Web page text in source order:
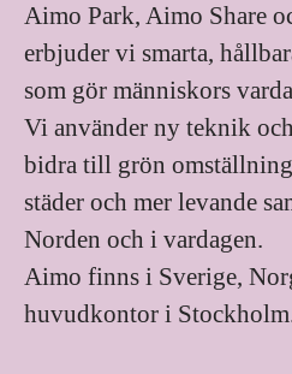
Aimo Park, Aimo Share
erbjuder vi smarta,
som gör människors
Vi använder ny teknik
bidra till grön omställning
städer och mer levande
Norden och i vardagen.
Aimo finns i Sverige,
huvudkontor i